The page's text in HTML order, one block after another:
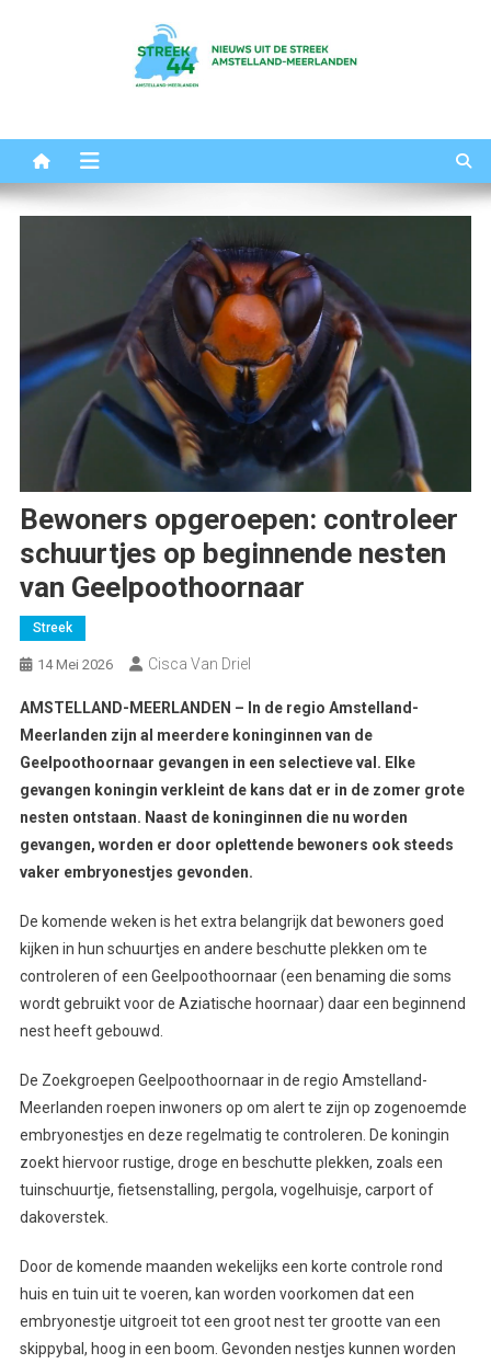
Bewoners opgeroepen: controleer
schuurtjes op beginnende nesten
van Geelpoothoornaar
Streek
14 Mei 2026 Cisca Van Driel
AMSTELLAND-MEERLANDEN – In de regio Amstelland-
Meerlanden zijn al meerdere koninginnen van de
Geelpoothoornaar gevangen in een selectieve val. Elke
gevangen koningin verkleint de kans dat er in de zomer grote
nesten ontstaan. Naast de koninginnen die nu worden
gevangen, worden er door oplettende bewoners ook steeds
vaker embryonestjes gevonden.
De komende weken is het extra belangrijk dat bewoners goed
kijken in hun schuurtjes en andere beschutte plekken om te
controleren of een Geelpoothoornaar (een benaming die soms
wordt gebruikt voor de Aziatische hoornaar) daar een beginnend
nest heeft gebouwd.
De Zoekgroepen Geelpoothoornaar in de regio Amstelland-
Meerlanden roepen inwoners op om alert te zijn op zogenoemde
embryonestjes en deze regelmatig te controleren. De koningin
zoekt hiervoor rustige, droge en beschutte plekken, zoals een
tuinschuurtje, fietsenstalling, pergola, vogelhuisje, carport of
dakoverstek.
Door de komende maanden wekelijks een korte controle rond
huis en tuin uit te voeren, kan worden voorkomen dat een
embryonestje uitgroeit tot een groot nest ter grootte van een
skippybal, hoog in een boom. Gevonden nestjes kunnen worden